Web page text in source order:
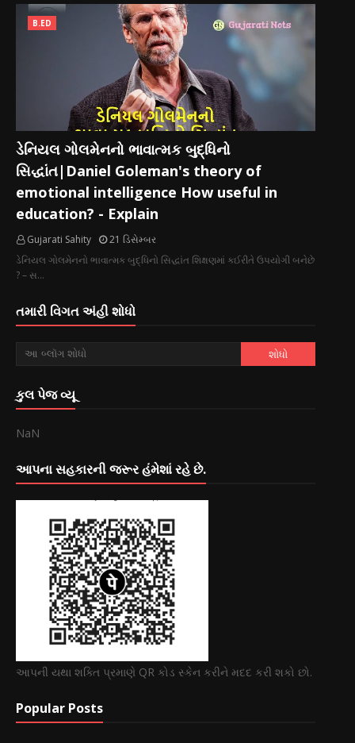
B.ED
ડેનિયલ ગોલમેનનો ભાવાત્મક બુદ્ધિનો
સિદ્ધાંત|Daniel Goleman's theory of
emotional intelligence How useful in
education? - Explain
Gujarati Sahity
21 ડિસેમ્બર
ડેનિયલ ગોલમેનનો ભાવાત્મક બુદ્ધિનો સિદ્ધાંત શિક્ષણમાં કઈરીતે ઉપયોગી બનેછે
? – સ…
તમારી વિગત અંહી શોધો
કુલ પેજ વ્યૂ
NaN
આપના સહકારની જરૂર હંમેશાં રહે છે.
આપની યથા શક્તિ પ્રમાણે QR કોડ સ્કેન કરીને મદદ કરી શકો છો.
Popular Posts